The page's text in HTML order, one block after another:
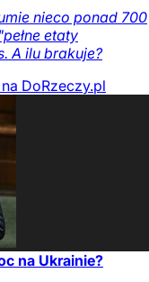
nieco ponad 700
etaty
A ilu brakuje?
DoRzeczy.pl
na Ukrainie?